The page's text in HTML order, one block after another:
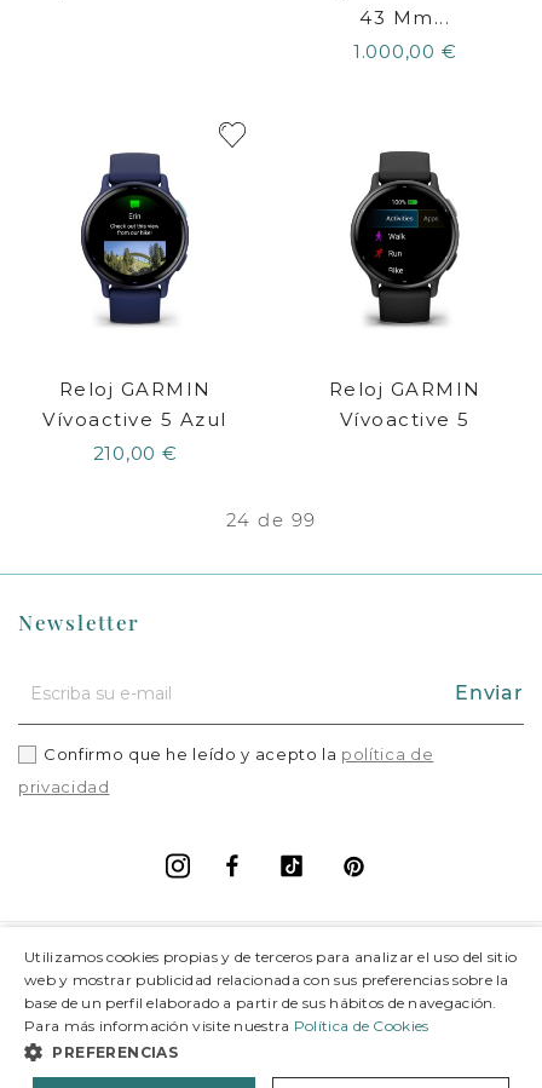
43 Mm...
1.000,00 €
Reloj GARMIN
Vívoactive 5 Azul
210,00 €
Reloj GARMIN
Vívoactive 5
24 de 99
Información +
Soporte
Newsletter
Enviar
Confirmo que he leído y acepto la política de
privacidad
FacebookVimeo
Instagram
Utilizamos cookies propias y de terceros para analizar el uso del sitio
web y mostrar publicidad relacionada con sus preferencias sobre la
base de un perfil elaborado a partir de sus hábitos de navegación.
Para más información visite nuestra Política de Cookies
PREFERENCIAS